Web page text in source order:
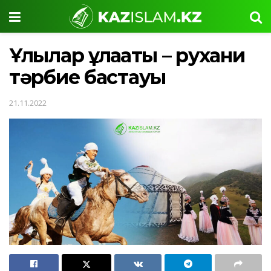
Ұлылар ұлағаты – рухани
тәрбие бастауы
21.11.2022